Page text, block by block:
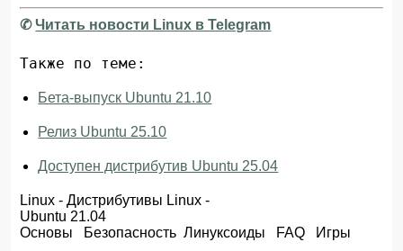
✆Читать новости Linux в Telegram
Также по теме:
Бета-выпуск Ubuntu 21.10
Релиз Ubuntu 25.10
Доступен дистрибутив Ubuntu 25.04
Linux -Дистрибутивы Linux -
Ubuntu 21.04
Основы
Безопасность Линуксоиды FAQ Игры